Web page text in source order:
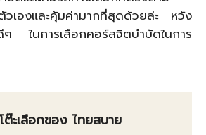
วเองและคุ้มค่ามากที่สุดด้วยล่ะ หวัง
ๆ ในการเลือกคอร์สจิตบำบัดในการ
โต๊ะเลือกของ ไทยสบาย